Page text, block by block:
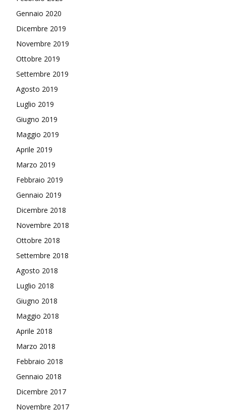
Gennaio 2020
Dicembre 2019
Novembre 2019
Ottobre 2019
Settembre 2019
Agosto 2019
Luglio 2019
Giugno 2019
Maggio 2019
Aprile 2019
Marzo 2019
Febbraio 2019
Gennaio 2019
Dicembre 2018
Novembre 2018
Ottobre 2018
Settembre 2018
Agosto 2018
Luglio 2018
Giugno 2018
Maggio 2018
Aprile 2018
Marzo 2018
Febbraio 2018
Gennaio 2018
Dicembre 2017
Novembre 2017